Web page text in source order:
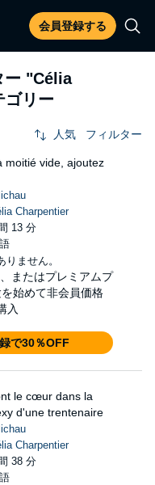
会員登録する
ー "Célia
ゴリー
人気 フィルター
moitié vide, ajoutez
Charpentier
13 分
りません。
またはプレミアムプ
始めて非会員価格
入
で30％OFF
le cœur dans la
d'une trentenaire
Charpentier
38 分